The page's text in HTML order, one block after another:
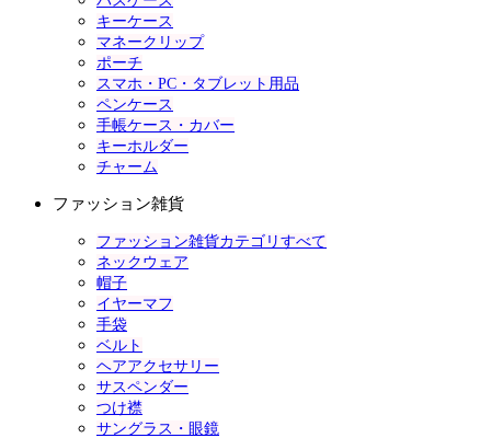
キーケース
マネークリップ
ポーチ
スマホ・PC・タブレット用品
ペンケース
手帳ケース・カバー
キーホルダー
チャーム
ファッション雑貨
ファッション雑貨カテゴリすべて
ネックウェア
帽子
イヤーマフ
手袋
ベルト
ヘアアクセサリー
サスペンダー
つけ襟
サングラス・眼鏡